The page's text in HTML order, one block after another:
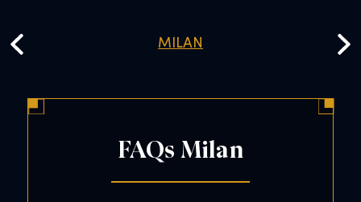
MILAN
FAQs Milan